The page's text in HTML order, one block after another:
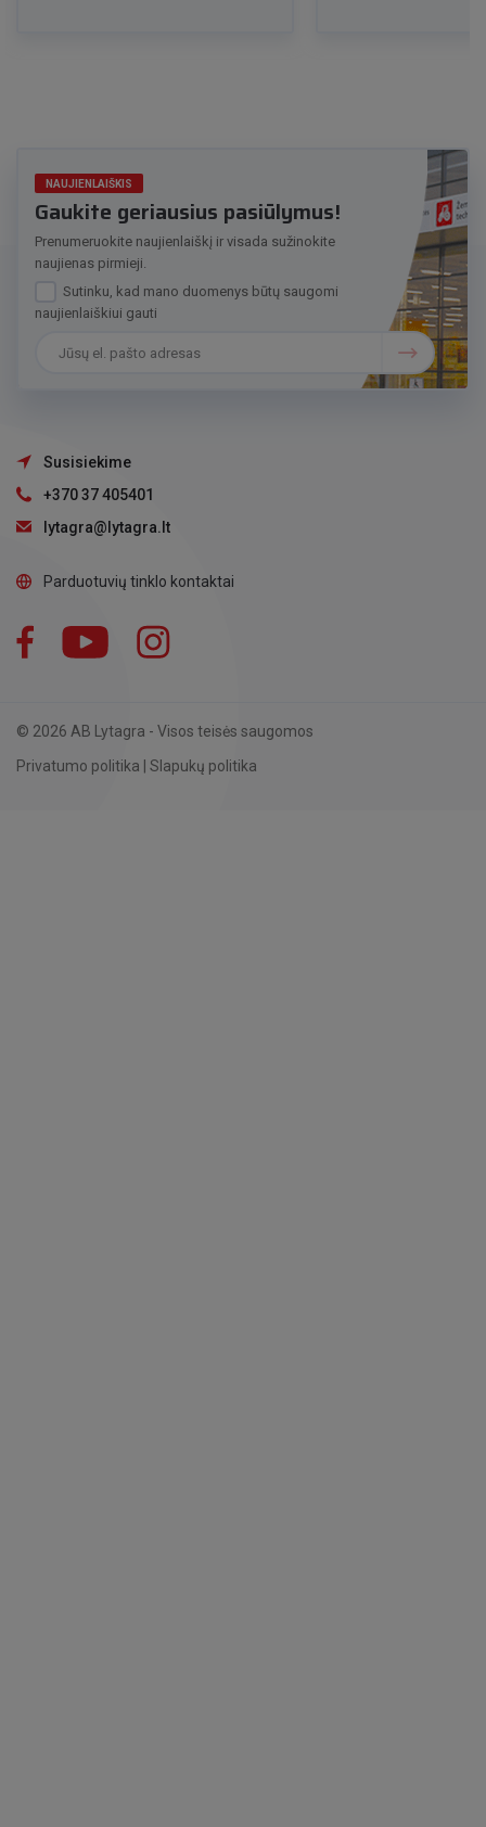
NAUJIENLAIŠKIS
Gaukite geriausius pasiūlymus!
Prenumeruokite naujienlaiškį ir visada sužinokite
naujienas pirmieji.
Sutinku, kad mano duomenys būtų saugomi
naujienlaiškiui gauti
Susisiekime
+370 37 405401
lytagra@lytagra.lt
Parduotuvių tinklo kontaktai
Facebook YouTube
© 2026 AB Lytagra - Visos teisės saugomos
Privatumo politika
Slapukų politika